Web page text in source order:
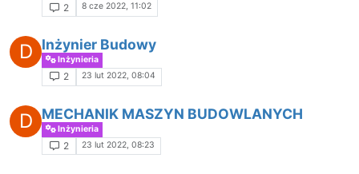
2 8 cze 2022, 11:02
D Inżynier Budowy
Inżynieria
2 23 lut 2022, 08:04
D MECHANIK MASZYN BUDOWLANYCH
Inżynieria
2 23 lut 2022, 08:23